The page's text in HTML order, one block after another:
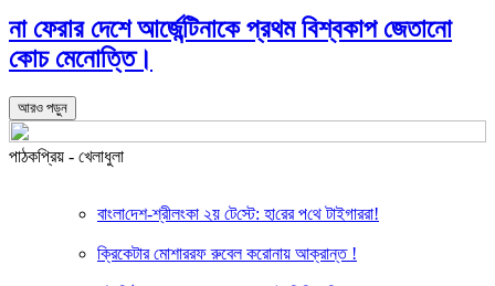
না ফেরার দেশে আর্জেন্টিনাকে প্রথম বিশ্বকাপ জেতানো
কোচ মেনোত্তি।
আরও পড়ুন
পাঠকপ্রিয় - খেলাধুলা
বাংলা‌দেশ-শ্রীলংকা ২য় টে‌স্টে: হা‌রের প‌থে টাইগাররা!
ক্রিকেটার মোশাররফ রুবেল করোনায় আক্রান্ত !